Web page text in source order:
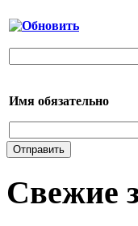
Имя обязательно
Свежие